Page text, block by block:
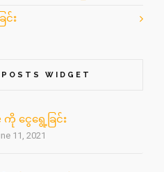
င်း
WIDGET
ကို ငွေရွေ့ခြင်း
11, 2021